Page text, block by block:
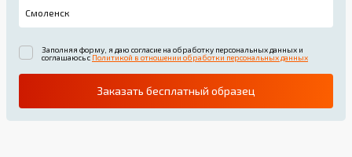
Заполняя форму, я даю согласие на обработку персональных данных и
соглашаюсь с Политикой в отношении обработки персональных данных
Заказать бесплатный образец